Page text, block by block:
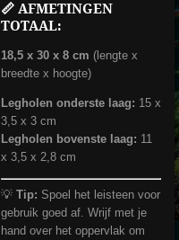
📏 AFMETINGEN
TOTAAL:
18,5 x 30 x 8 cm (lengte x
breedte x hoogte)
Legholen onderste laag: 15 x
3,5 x 3 cm
Legholen bovenste laag: 11
x 3,5 x 2,8 cm
💡 Tip: Spoel het leisteen voor
gebruik goed af. Wrijf met je
hand over het oppervlak om